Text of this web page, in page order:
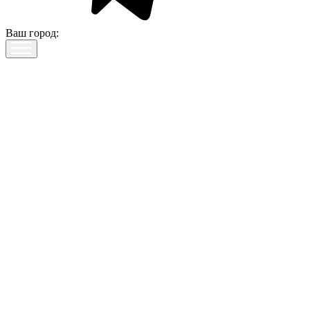
Ваш город: